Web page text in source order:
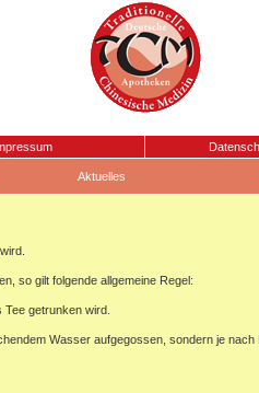
Aktuelles
so gilt folgende allgemeine Regel:
getrunken wird.
Wasser aufgegossen, sondern je